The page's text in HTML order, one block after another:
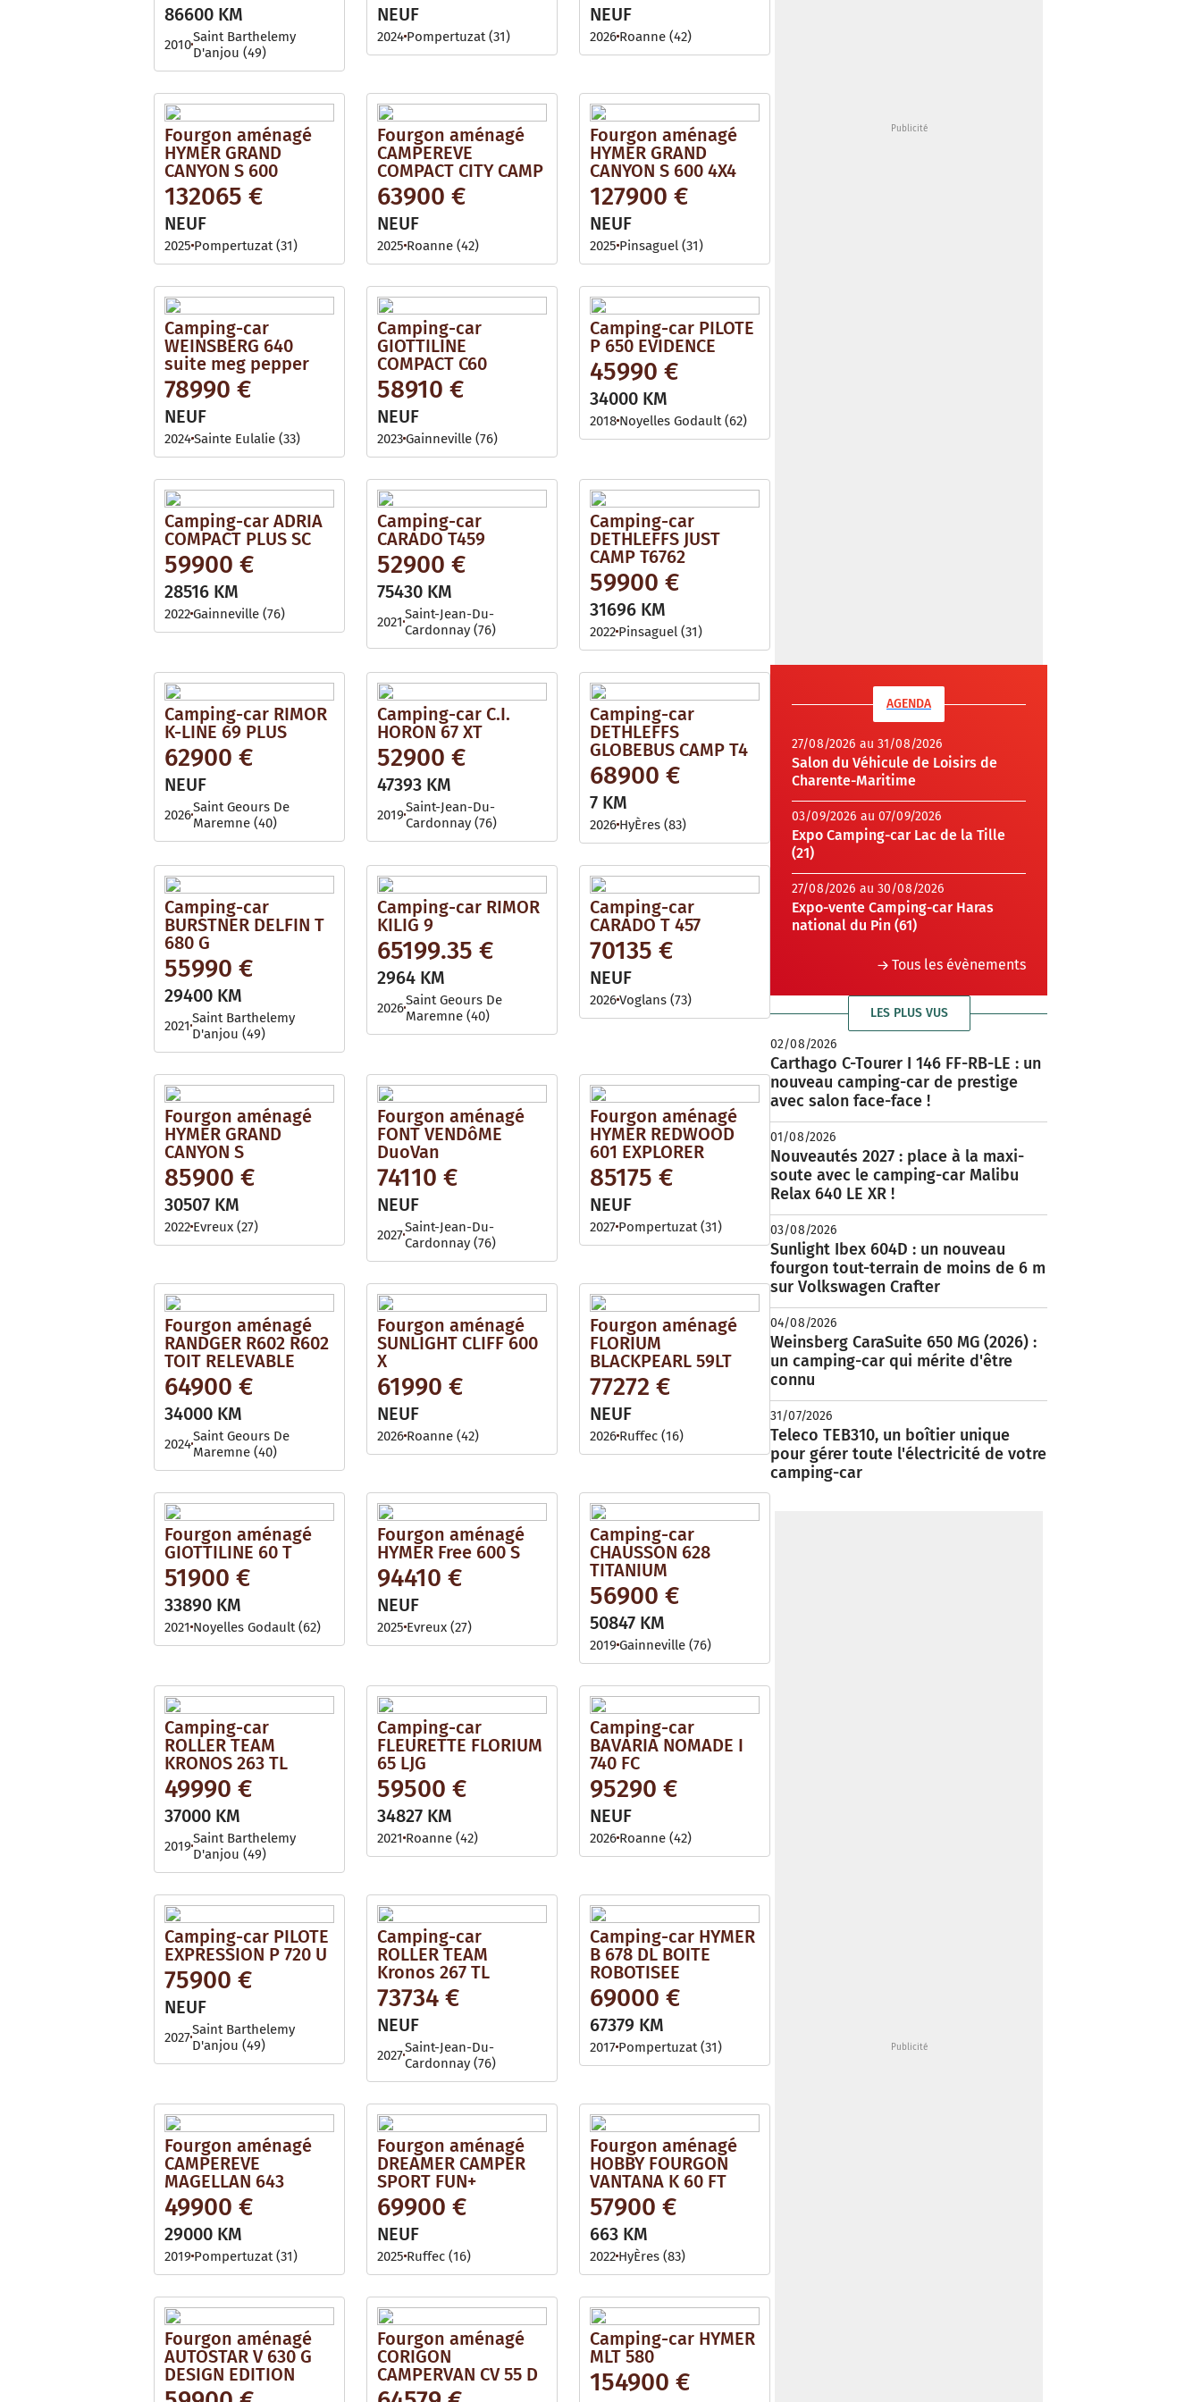
l
e
l
b
e
86600 KM
2010Saint Barthelemy
D'anjou (49)
NEUF
2024 Pompertuzat (31)
NEUF
2026 Roanne (42)
Fourgon aménagé
HYMER GRAND
CANYON S 600
132065 €
NEUF
2025 Pompertuzat (31)
Fourgon aménagé
CAMPEREVE
COMPACT CITY CAMP
63900 €
NEUF
2025 Roanne (42)
Fourgon aménagé
HYMER GRAND
CANYON S 600 4X4
127900 €
NEUF
2025 Pinsaguel (31)
Camping-car
WEINSBERG 640
suite meg pepper
78990 €
NEUF
2024Sainte Eulalie (33)
Camping-car
GIOTTILINE
COMPACT C60
58910 €
NEUF
2023Gainneville (76)
Camping-car PILOTE
P 650 EVIDENCE
45990 €
34000 KM
2018 Noyelles Godault (62)
Camping-car ADRIA
COMPACT PLUS SC
59900 €
28516 KM
2022Gainneville (76)
Camping-car
CARADO T459
52900 €
75430 KM
2021 Saint-Jean-Du-
Cardonnay (76)
Camping-car
DETHLEFFS JUST
CAMP T6762
59900 €
31696 KM
2022 Pinsaguel (31)
Camping-car RIMOR
K-LINE 69 PLUS
62900 €
NEUF
2026Saint Geours De
Maremne (40)
Camping-car C.I.
HORON 67 XT
52900 €
47393 KM
2019Saint-Jean-Du-
Cardonnay (76)
Camping-car
DETHLEFFS
GLOBEBUS CAMP T4
68900 €
7 KM
2026 HyÈres (83)
Camping-car
BURSTNER DELFIN T
680 G
55990 €
29400 KM
2021 Saint Barthelemy
D'anjou (49)
Camping-car RIMOR
KILIG 9
65199.35 €
2964 KM
2026Saint Geours De
Maremne (40)
Camping-car
CARADO T 457
70135 €
NEUF
2026Voglans (73)
Fourgon aménagé
HYMER GRAND
CANYON S
85900 €
30507 KM
2022 Evreux (27)
Fourgon aménagé
FONT VENDôME
DuoVan
74110 €
NEUF
2027Saint-Jean-Du-
Cardonnay (76)
Fourgon aménagé
HYMER REDWOOD
601 EXPLORER
85175 €
NEUF
2027 Pompertuzat (31)
Fourgon aménagé
RANDGER R602 R602
TOIT RELEVABLE
64900 €
34000 KM
2024Saint Geours De
Maremne (40)
Fourgon aménagé
SUNLIGHT CLIFF 600
X
61990 €
NEUF
2026 Roanne (42)
Fourgon aménagé
FLORIUM
BLACKPEARL 59LT
77272 €
NEUF
2026 Ruffec (16)
Fourgon aménagé
GIOTTILINE 60 T
51900 €
33890 KM
2021 Noyelles Godault (62)
Fourgon aménagé
HYMER Free 600 S
94410 €
NEUF
2025 Evreux (27)
Camping-car
CHAUSSON 628
TITANIUM
56900 €
50847 KM
2019 Gainneville (76)
Camping-car
ROLLER TEAM
KRONOS 263 TL
49990 €
37000 KM
2019Saint Barthelemy
D'anjou (49)
Camping-car
FLEURETTE FLORIUM
65 LJG
59500 €
34827 KM
2021 Roanne (42)
Camping-car
BAVARIA NOMADE I
740 FC
95290 €
NEUF
2026 Roanne (42)
Camping-car PILOTE
EXPRESSION P 720 U
75900 €
NEUF
2027Saint Barthelemy
D'anjou (49)
Camping-car
ROLLER TEAM
Kronos 267 TL
73734 €
NEUF
2027Saint-Jean-Du-
Cardonnay (76)
Camping-car HYMER
B 678 DL BOITE
ROBOTISEE
69000 €
67379 KM
2017 Pompertuzat (31)
Fourgon aménagé
CAMPEREVE
MAGELLAN 643
49900 €
29000 KM
2019 Pompertuzat (31)
Fourgon aménagé
DREAMER CAMPER
SPORT FUN+
69900 €
NEUF
2025 Ruffec (16)
Fourgon aménagé
HOBBY FOURGON
VANTANA K 60 FT
57900 €
663 KM
2022 HyÈres (83)
Fourgon aménagé
AUTOSTAR V 630 G
DESIGN EDITION
Fourgon aménagé
CORIGON
CAMPERVAN CV 55 D
Camping-car HYMER
MLT 580
154900 €
AGENDA
27/08/2026 au 31/08/2026
Salon du Véhicule de Loisirs de
Charente-Maritime
03/09/2026 au 07/09/2026
Expo Camping-car Lac de la Tille
(21)
27/08/2026 au 30/08/2026
Expo-vente Camping-car Haras
national du Pin (61)
Tous les évènements
LES PLUS VUS
02/08/2026
Carthago C-Tourer I 146 FF-RB-LE : un
nouveau camping-car de prestige
avec salon face-face !
01/08/2026
Nouveautés 2027 : place à la maxi-
soute avec le camping-car Malibu
Relax 640 LE XR !
03/08/2026
Sunlight Ibex 604D : un nouveau
fourgon tout-terrain de moins de 6 m
sur Volkswagen Crafter
04/08/2026
Weinsberg CaraSuite 650 MG (2026) :
un camping-car qui mérite d'être
connu
31/07/2026
Teleco TEB310, un boîtier unique
pour gérer toute l'électricité de votre
camping-car